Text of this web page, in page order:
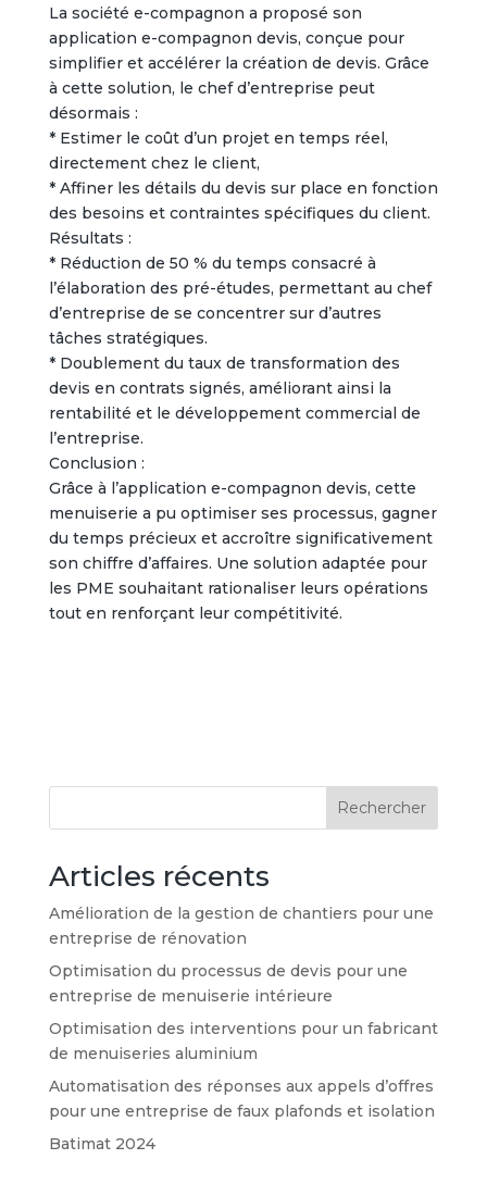
La société e-compagnon a proposé son
application e-compagnon devis, conçue pour
simplifier et accélérer la création de devis. Grâce
à cette solution, le chef d’entreprise peut
désormais :
* Estimer le coût d’un projet en temps réel,
directement chez le client,
* Affiner les détails du devis sur place en fonction
des besoins et contraintes spécifiques du client.
Résultats :
* Réduction de 50 % du temps consacré à
l’élaboration des pré-études, permettant au chef
d’entreprise de se concentrer sur d’autres
tâches stratégiques.
* Doublement du taux de transformation des
devis en contrats signés, améliorant ainsi la
rentabilité et le développement commercial de
l’entreprise.
Conclusion :
Grâce à l’application e-compagnon devis, cette
menuiserie a pu optimiser ses processus, gagner
du temps précieux et accroître significativement
son chiffre d’affaires. Une solution adaptée pour
les PME souhaitant rationaliser leurs opérations
tout en renforçant leur compétitivité.
Rechercher
Articles récents
Amélioration de la gestion de chantiers pour une
entreprise de rénovation
Optimisation du processus de devis pour une
entreprise de menuiserie intérieure
Optimisation des interventions pour un fabricant
de menuiseries aluminium
Automatisation des réponses aux appels d’offres
pour une entreprise de faux plafonds et isolation
Batimat 2024